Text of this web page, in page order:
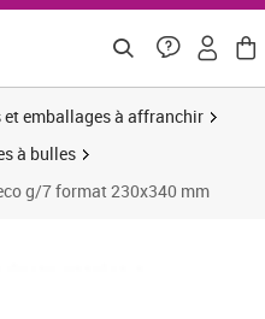
et emballages à affranchir
à bulles
g/7 format 230x340 mm